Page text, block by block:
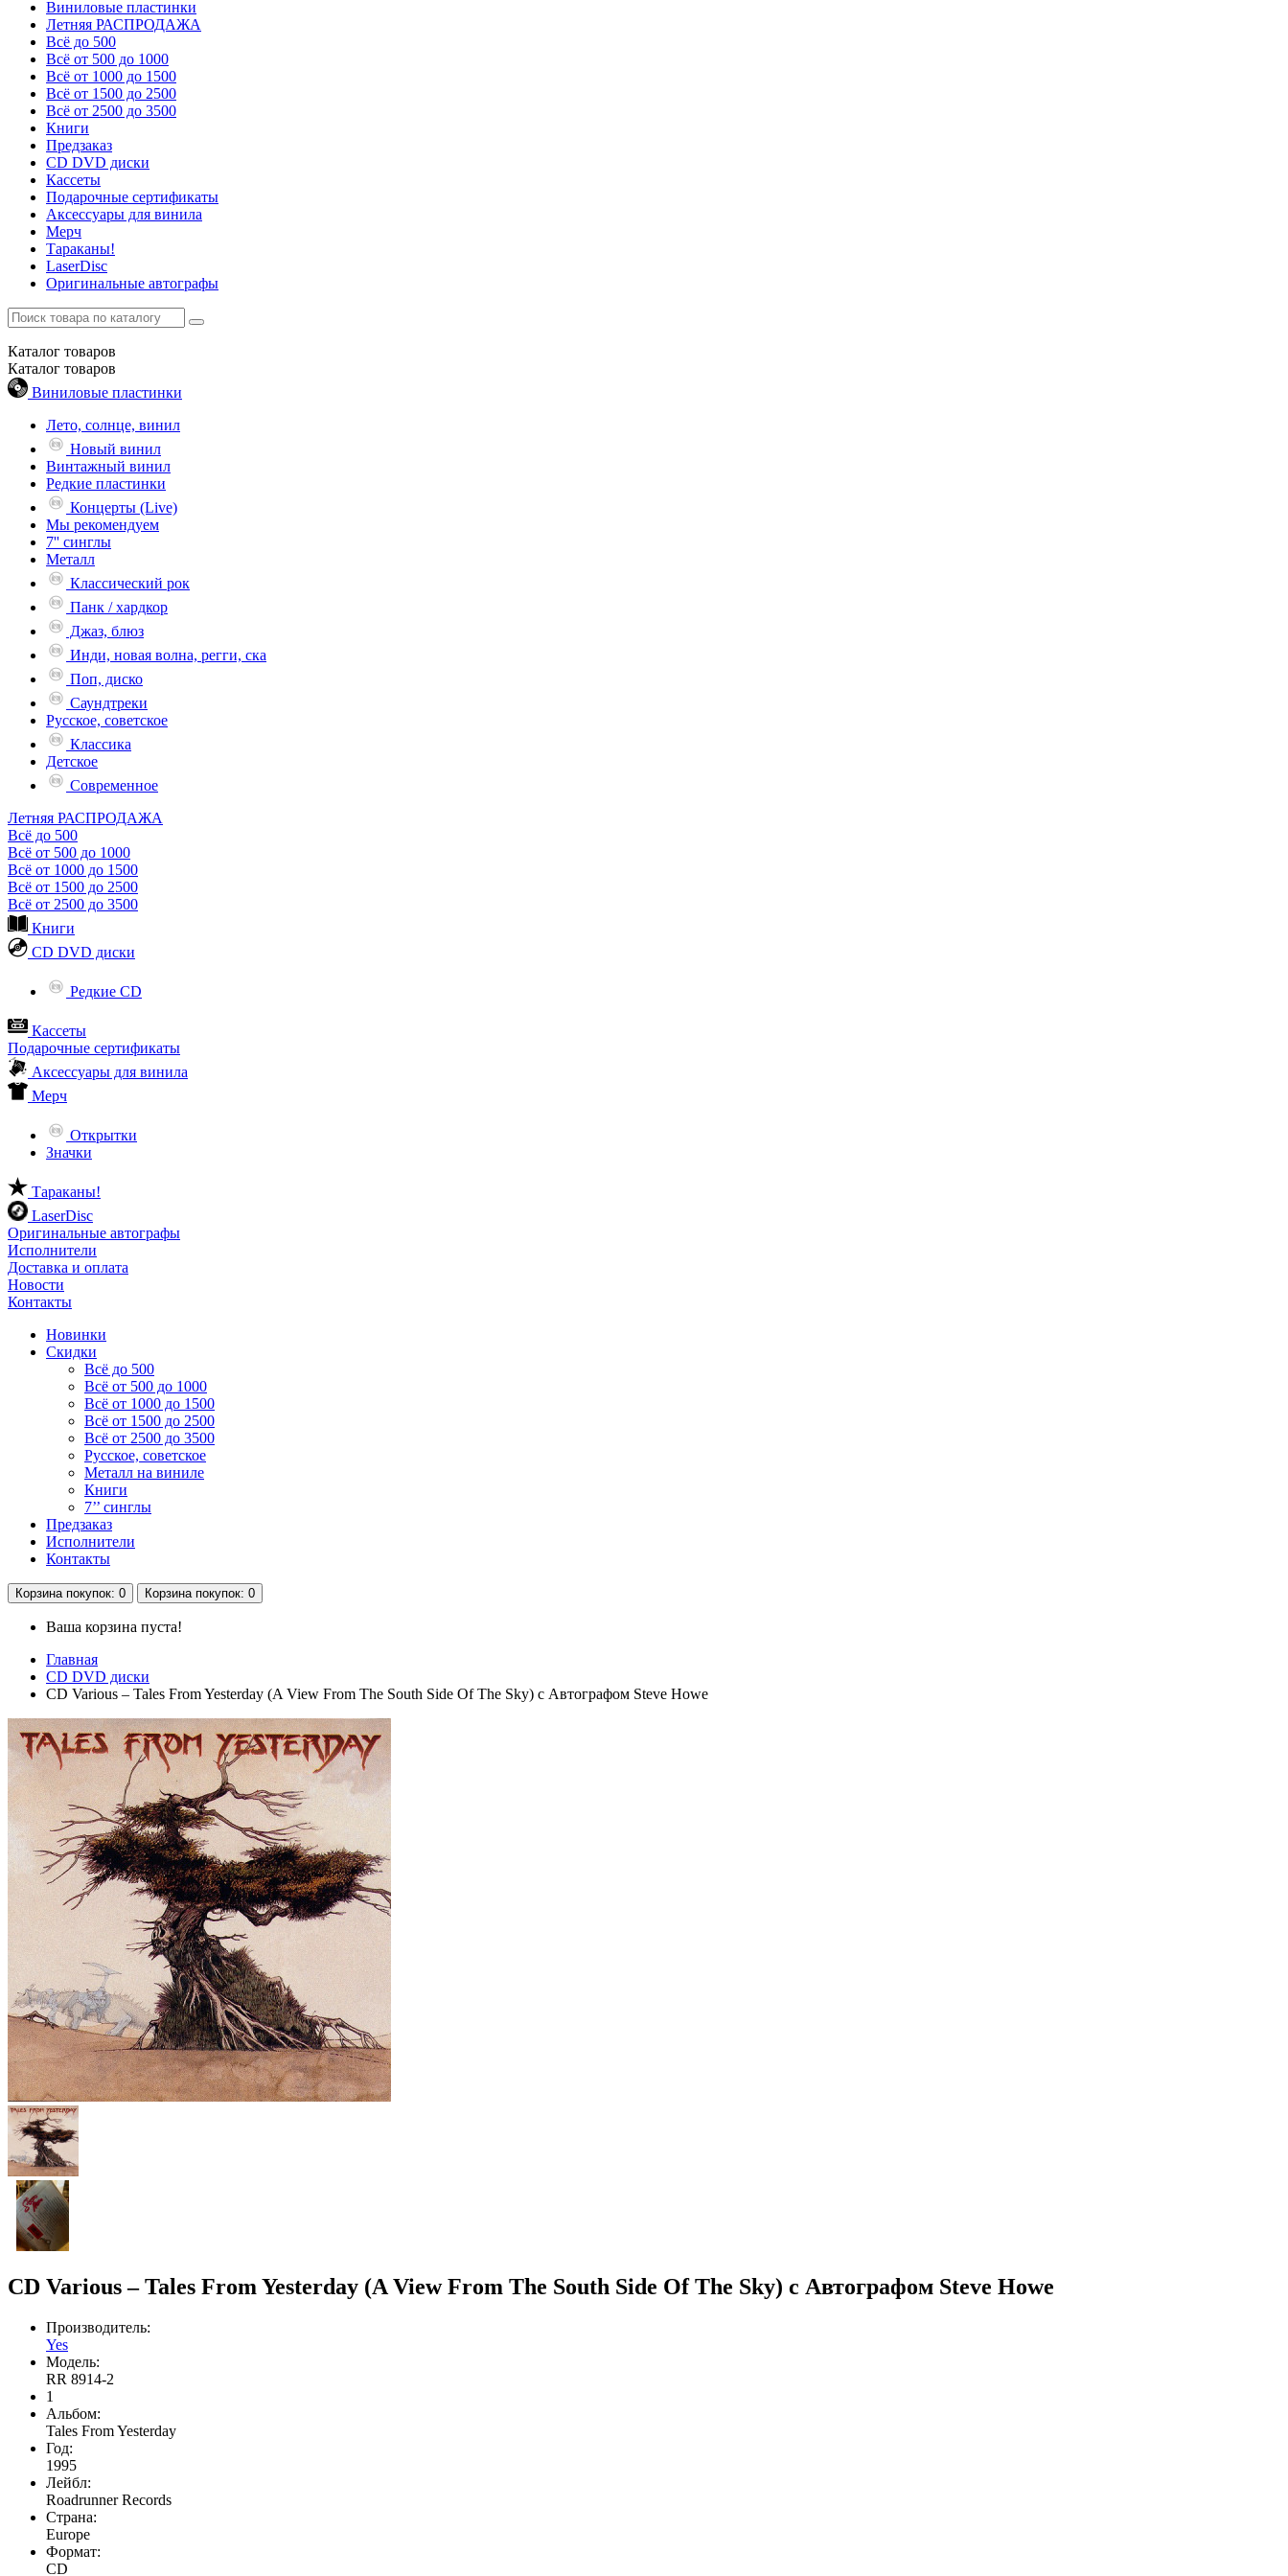
Виниловые пластинки
Летняя РАСПРОДАЖА
Всё до 500
Всё от 500 до 1000
Всё от 1000 до 1500
Всё от 1500 до 2500
Всё от 2500 до 3500
Книги
Предзаказ
CD DVD диски
Кассеты
Подарочные сертификаты
Аксессуары для винила
Мерч
Тараканы!
LaserDisc
Оригинальные автографы
Каталог товаров
Каталог товаров
Виниловые пластинки
Лето, солнце, винил
Новый винил
Винтажный винил
Редкие пластинки
Концерты (Live)
Мы рекомендуем
7'' синглы
Металл
Классический рок
Панк / хардкор
Джаз, блюз
Инди, новая волна, регги, ска
Поп, диско
Саундтреки
Русское, советское
Классика
Детское
Современное
Летняя РАСПРОДАЖА
Всё до 500
Всё от 500 до 1000
Всё от 1000 до 1500
Всё от 1500 до 2500
Всё от 2500 до 3500
Книги
CD DVD диски
Редкие CD
Кассеты
Подарочные сертификаты
Аксессуары для винила
Мерч
Открытки
Значки
Тараканы!
LaserDisc
Оригинальные автографы
Исполнители
Доставка и оплата
Новости
Контакты
Новинки
Скидки
Всё до 500
Всё от 500 до 1000
Всё от 1000 до 1500
Всё от 1500 до 2500
Всё от 2500 до 3500
Русское, советское
Металл на виниле
Книги
7’’ синглы
Предзаказ
Исполнители
Контакты
Корзина покупок: 0 Корзина покупок: 0
Ваша корзина пуста!
Главная
CD DVD диски
CD Various – Tales From Yesterday (A View From The South Side Of The Sky) с Автографом Steve Howe
CD Various – Tales From Yesterday (A View From The South Side Of The Sky) с Автографом Steve Howe
Производитель:
Yes
Модель:
RR 8914-2
1
Альбом:
Tales From Yesterday
Год:
1995
Лейбл:
Roadrunner Records
Страна:
Europe
Формат:
CD